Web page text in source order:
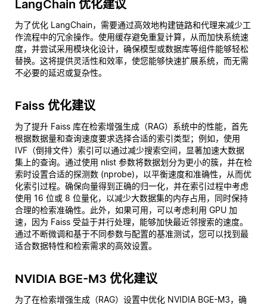
LangChain 优化建议
为了优化 LangChain，需要通过高效地构建链路和代理来减少工
作流程中的冗余操作。使用缓存避免重复计算，从而加快系统速
度，并尝试采用模块化设计，确保模型或数据库等组件能够轻松
替换。这将提供灵活性和效率，使您能够快速扩展系统，而无需
不必要的延迟或复杂性。
Faiss 优化建议
为了提升 Faiss 库在检索增强生成（RAG）系统中的性能，首先
根据数据量和查询速度要求选择合适的索引类型；例如，使用
IVF（倒排文件）索引可以通过减少搜索空间，显著加速大数据
集上的查询。通过使用 nlist 参数将数据划分为更小的簇，并在检
索时设置合适的探测数 (nprobe)，以平衡速度和准确性，从而优
化索引过程。确保向量得到正确的归一化，并在索引过程中考虑
使用 16 位或 8 位量化，以减少大数据集的内存占用，同时保持
合理的检索准确性。此外，如果可用，可以考虑利用 GPU 加
速，因为 Faiss 受益于并行处理，能够加快最近邻搜索的速度。
通过不断微调和基于不同参数与配置的基准测试，您可以找到最
适合数据特性和检索需求的高效设置。
NVIDIA BGE-M3 优化建议
为了在检索增强生成（RAG）设置中优化 NVIDIA BGE-M3，确